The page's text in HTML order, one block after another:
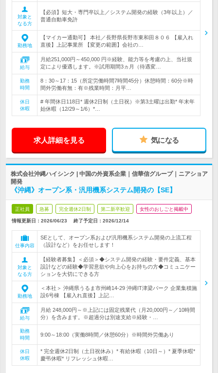
対象と
なる方
【必須】短大・専門卒以上／システム開発の経験（3年以上）／
普通自動車免許
勤務地
【マイカー通勤可】 本社／長野県長野市東和田８０６ 【雇入れ
直後】上記事業所 【変更の範囲】会社の…
給与
月給251,000円～450,000 円※経験、能力等を考慮の上、当社規
定により優遇します。※試用期間3ヵ月（待遇変…
勤務
時間
8：30～17：15（所定労働時間7時間45分）休憩時間：60分※時
間外労働有無：有※残業時間：月平…
休日
休暇
# 年間休日118日* 週休2日制（土日祝）※第3土曜は出勤* 年末年
始休暇（12/29～1/6）*…
求人詳細を見る 気になる
株式会社沖縄ハイシンク | 中国の外資系企業｜信華信グループ｜ニアショア
開発
《沖縄》オープン系・汎用機系システム開発の【SE】
正社員 急募 完全週休2日制 第二新卒歓迎 女性のおしごと掲載中
情報更新日：2026/06/23 終了予定日： 2026/12/14
仕事内容
SEとして、オープン系および汎用機系システム開発の上流工程
（設計など）をお任せします！
対象と
なる方
【経験者募集】＜必須＞◆システム開発の経験・要件定義、基本
設計などの経験◆学習意欲や向上心をお持ちの方◆コミュニケー
ションを大切にできる方
勤務地
＜本社＞ 沖縄県うるま市州崎14-29 沖縄IT津梁パーク 企業集積施
設6号棟 【雇入れ直後】上記…
給与
月給 248,000円～※上記には固定残業代（月20,000円～／10時間
分）を含みます。※超過分は別途支給※経験・…
勤務
時間
9:00～18:00（実働8時間／休憩60分）※時間外労働あり
休日
休暇
* 完全週休2日制（土日祝休み）* 有給休暇（10日～）* 夏季休暇*
慶弔休暇* リフレッシュ休暇…